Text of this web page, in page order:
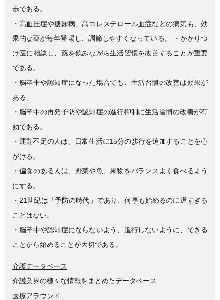
歩である。
・高血圧症や糖尿病、高コレステロール血症などの病気も、効
果的な薬が毎年登場し、調節しやすくなっている。 ・かかりつ
け医に相談し、薬を飲みながら生活習慣を改善することが重要
である。
・脳卒中や認知症になった場合でも、生活習慣の改善は効果が
ある。
・脳卒中の再発予防や認知症の進行抑制に生活習慣の改善が有
効である。
・運動不足の人は、日常生活に15分の歩行を追加することを心
がける。
・偏食のある人は、野菜や魚、果物をバランスよく食べるよう
にする。
・21世紀は「予防の時代」であり、何事も始めるのに遅すぎる
ことはない。
・脳卒中や認知症にならないよう、進行しないように、できる
ことから始めることが大切である。
介護データベース
介護業界の様々な情報をまとめたデータベース
医療アラウンド